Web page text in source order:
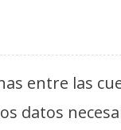
entre las
datos